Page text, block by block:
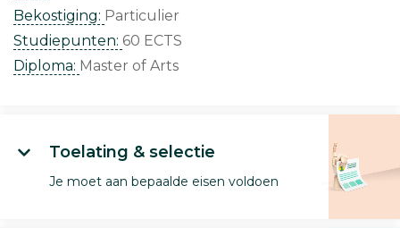
Bekostiging: Particulier
Studiepunten: 60 ECTS
Diploma: Master of Arts
Toelating & selectie
Je moet aan bepaalde eisen voldoen